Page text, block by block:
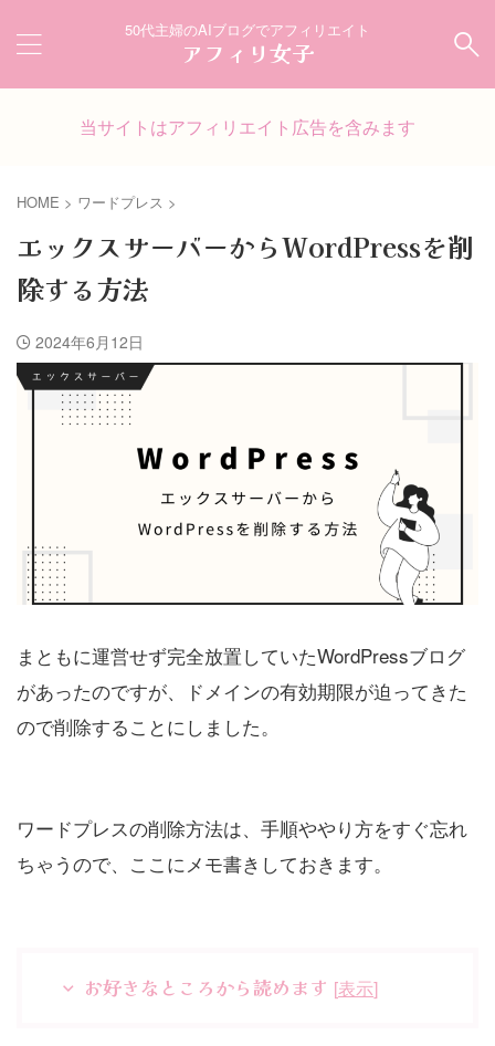
50代主婦のAIブログでアフィリエイト
アフィリ女子
当サイトはアフィリエイト広告を含みます
HOME > ワードプレス >
エックスサーバーからWordPressを削
除する方法
2024年6月12日
まともに運営せず完全放置していたWordPressブログ
があったのですが、ドメインの有効期限が迫ってきた
ので削除することにしました。
ワードプレスの削除方法は、手順ややり方をすぐ忘れ
ちゃうので、ここにメモ書きしておきます。
お好きなところから読めます [表示]